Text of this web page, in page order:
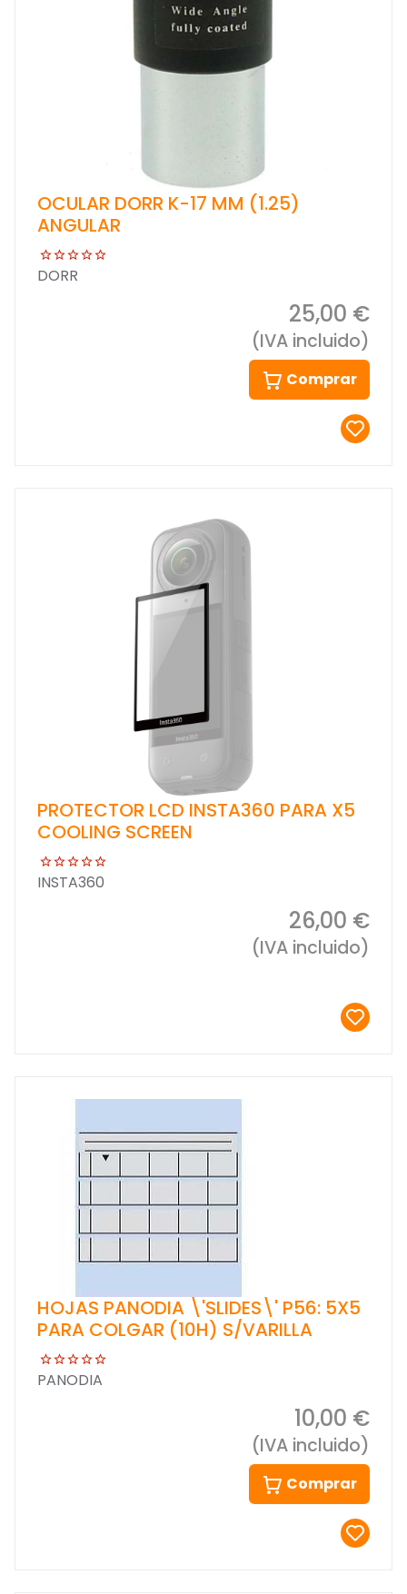
OCULAR DORR K-17 MM (1.25)
ANGULAR
DORR
25,00 €
(IVA incluido)
Comprar
PROTECTOR LCD INSTA360 PARA X5
COOLING SCREEN
INSTA360
26,00 €
(IVA incluido)
HOJAS PANODIA \'SLIDES\' P56: 5X5
PARA COLGAR (10H) S/VARILLA
PANODIA
10,00 €
(IVA incluido)
Comprar